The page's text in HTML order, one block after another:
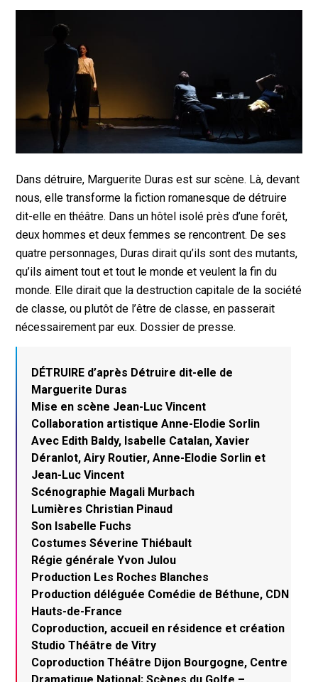
Dans détruire, Marguerite Duras est sur scène. Là, devant
nous, elle transforme la fiction romanesque de détruire
dit-elle en théâtre. Dans un hôtel isolé près d’une forêt,
deux hommes et deux femmes se rencontrent. De ses
quatre personnages, Duras dirait qu’ils sont des mutants,
qu’ils aiment tout et tout le monde et veulent la fin du
monde. Elle dirait que la destruction capitale de la société
de classe, ou plutôt de l’être de classe, en passerait
nécessairement par eux. Dossier de presse.
DÉTRUIRE d’après Détruire dit-elle de
Marguerite Duras
Mise en scène Jean-Luc Vincent
Collaboration artistique Anne-Elodie Sorlin
Avec Edith Baldy, Isabelle Catalan, Xavier
Déranlot, Airy Routier, Anne-Elodie Sorlin et
Jean-Luc Vincent
Scénographie Magali Murbach
Lumières Christian Pinaud
Son Isabelle Fuchs
Costumes Séverine Thiébault
Régie générale Yvon Julou
Production Les Roches Blanches
Production déléguée Comédie de Béthune, CDN
Hauts-de-France
Coproduction, accueil en résidence et création
Studio Théâtre de Vitry
Coproduction Théâtre Dijon Bourgogne, Centre